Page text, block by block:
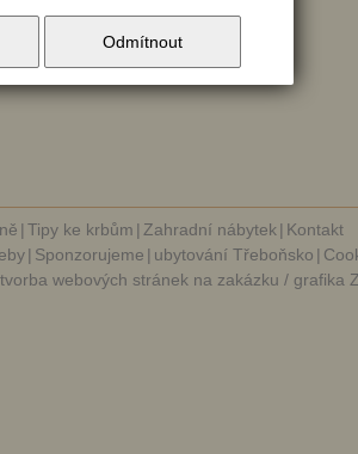
| Tipy ke krbům | Zahradní nábytek | Kontakt
| Sponzorujeme | ubytování Třeboňsko |
, tvorba webových stránek na zakázku / grafika
Odmítnout